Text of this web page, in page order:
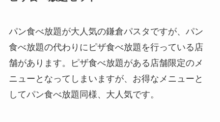
パン食べ放題が大人気の鎌倉パスタですが、パン
食べ放題の代わりにピザ食べ放題を行っている店
舗があります。ピザ食べ放題がある店舗限定のメ
ニューとなってしまいますが、お得なメニューと
してパン食べ放題同様、大人気です。